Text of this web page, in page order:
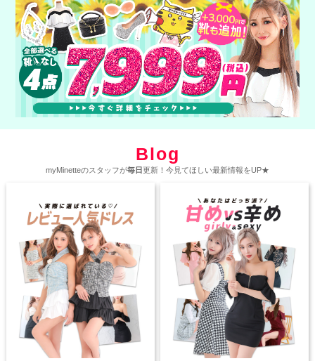
Blog
myMinetteのスタッフが毎日 更新！今見てほしい最新情報をUP★